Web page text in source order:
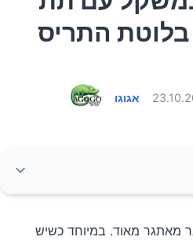
התריס
אגוגו
מאתגר מאוד. במיוחד כשיש